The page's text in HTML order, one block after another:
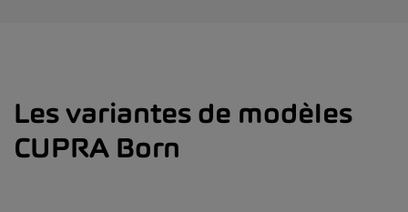
Les variantes de modèles
CUPRA Born